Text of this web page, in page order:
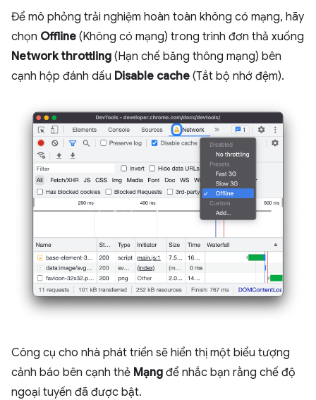
Để mô phỏng trải nghiệm hoàn toàn không có mạng, hãy
chọn Offline (Không có mạng) trong trình đơn thả xuống
Network throttling (Hạn chế băng thông mạng) bên
cạnh hộp đánh dấu Disable cache (Tắt bộ nhớ đệm).
Công cụ cho nhà phát triển sẽ hiển thị một biểu tượng
cảnh báo bên cạnh thẻ Mạng để nhắc bạn rằng chế độ
ngoại tuyến đã được bật.